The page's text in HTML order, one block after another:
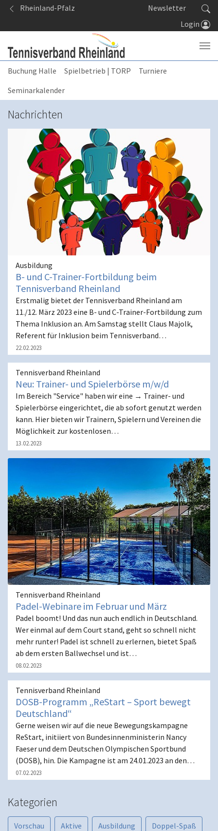
Springe zum Seiteninhalt
Rheinland-Pfalz
Newsletter
Login
Buchung Halle Spielbetrieb | TORP
Turniere
Seminarkalender
Nachrichten
Ausbildung
B- und C-Trainer-Fortbildung beim
Tennisverband Rheinland
Erstmalig bietet der Tennisverband Rheinland am
11./12. März 2023 eine B- und C-Trainer-Fortbildung zum
Thema Inklusion an. Am Samstag stellt Claus Majolk,
Referent für Inklusion beim Tennisverband…
22.02.2023
Tennisverband Rheinland
Neu: Trainer- und Spielerbörse m/w/d
Im Bereich "Service" haben wir eine → Trainer- und
Spielerbörse eingerichtet, die ab sofort genutzt werden
kann. Hier bieten wir Trainern, Spielern und Vereinen die
Möglichkeit zur kostenlosen…
13.02.2023
Tennisverband Rheinland
Padel-Webinare im Februar und März
Padel boomt! Und das nun auch endlich in Deutschland.
Wer einmal auf dem Court stand, geht so schnell nicht
mehr runter! Padel ist schnell zu erlernen, bietet Spaß
ab dem ersten Ballwechsel und ist…
08.02.2023
Tennisverband Rheinland
DOSB-Programm „ReStart – Sport bewegt
Deutschland“
Gerne weisen wir auf die neue Bewegungskampagne
ReStart, initiiert von Bundesinnenministerin Nancy
Faeser und dem Deutschen Olympischen Sportbund
(DOSB), hin. Die Kampagne ist am 24.01.2023 an den…
07.02.2023
Kategorien
Vorschau Aktive Ausbildung Doppel-Spaß